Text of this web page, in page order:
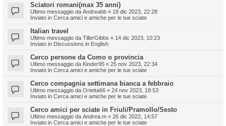
Sciatori romani(max 35 anni)
Ultimo messaggio da Andreabb « 18 dic 2023, 22:28
Inviato in Cerca amici e amiche per le tue sciate
Italian travel
Ultimo messaggio da TillerGibbs « 14 dic 2023, 10:23
Inviato in Discussions in English
Cerco persone da Como o provincia
Ultimo messaggio da Kinder95 « 25 nov 2023, 22:34
Inviato in Cerca amici e amiche per le tue sciate
Cerco compagnia settimana bianca a febbraio
Ultimo messaggio da Orietta66 « 24 nov 2023, 18:53
Inviato in Cerca amici e amiche per le tue sciate
Cerco amici per sciate in Friuli/Pramollo/Sesto
Ultimo messaggio da Andrea.m « 26 dic 2022, 14:57
Inviato in Cerca amici e amiche per le tue sciate